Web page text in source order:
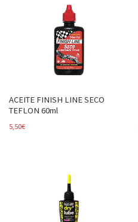
ACEITE FINISH LINE SECO
TEFLON 60ml
5,50€